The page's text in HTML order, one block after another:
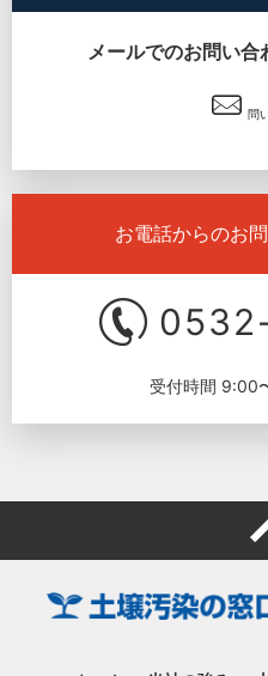
メールでのお問い
問
お電話からのお
受付時間 9:00